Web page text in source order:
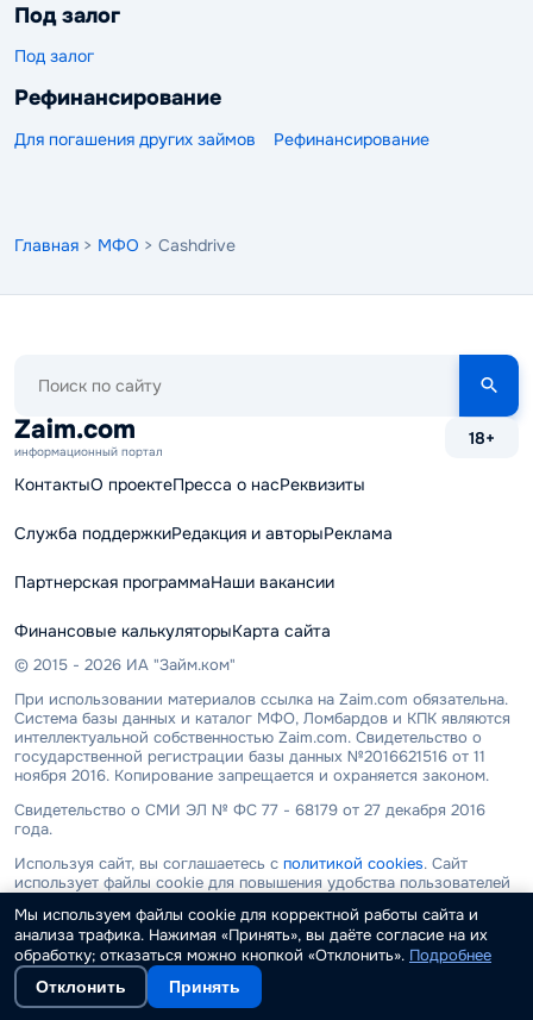
Под залог
Под залог
Рефинансирование
Для погашения других займов Рефинансирование
Главная > МФО > Cashdrive
сайту
Zaim.com
информационный портал
18+
КонтактыО проектеПресса о насРеквизиты
Служба поддержкиРедакция и авторыРеклама
Партнерская программаНаши вакансии
Финансовые калькуляторыКарта сайта
© 2015 - 2026 ИА "Займ.ком"
При использовании материалов ссылка на Zaim.com обязательна.
Система базы данных и каталог МФО, Ломбардов и КПК являются
интеллектуальной собственностью Zaim.com. Свидетельство о
государственной регистрации базы данных №2016621516 от 11
ноября 2016. Копирование запрещается и охраняется законом.
Свидетельство о СМИ ЭЛ № ФС 77 - 68179 от 27 декабря 2016
года.
Используя сайт, вы соглашаетесь с политикой cookies. Сайт
использует файлы cookie для повышения удобства пользователей
сервисов.
ООО "ИА "Займ.ком" не является микрофинансовой или
кредитной организацией, не выдает займы и не привлекает
денежных средств. Информация, размещенная на сайте, носит
исключительно ознакомительный характер. Все условия и
Мы используем файлы cookie для корректной работы сайта и
анализа трафика. Нажимая «Принять», вы даёте согласие на их
обработку; отказаться можно кнопкой «Отклонить». Подробнее
Отклонить Принять